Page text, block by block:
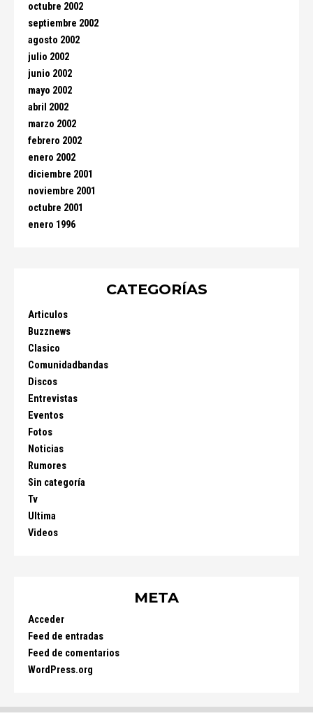
octubre 2002
septiembre 2002
agosto 2002
julio 2002
junio 2002
mayo 2002
abril 2002
marzo 2002
febrero 2002
enero 2002
diciembre 2001
noviembre 2001
octubre 2001
enero 1996
CATEGORÍAS
Articulos
Buzznews
Clasico
Comunidadbandas
Discos
Entrevistas
Eventos
Fotos
Noticias
Rumores
Sin categoría
Tv
Ultima
Videos
META
Acceder
Feed de entradas
Feed de comentarios
WordPress.org